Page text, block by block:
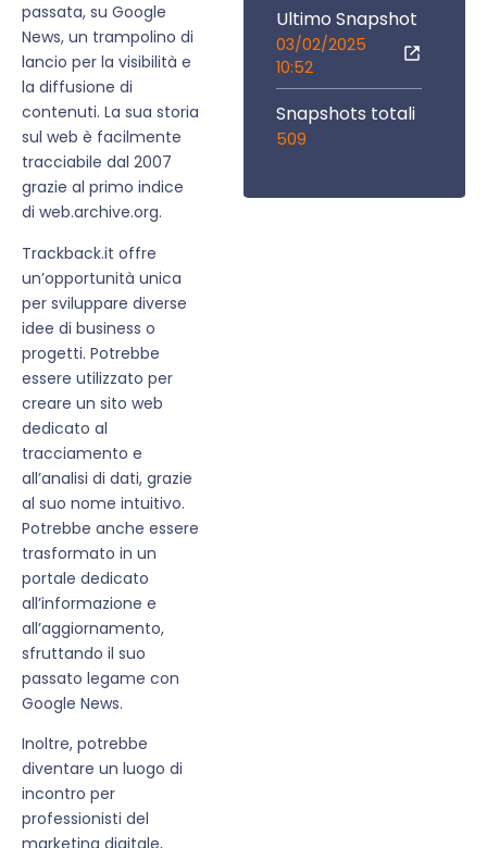
passata, su Google
News, un trampolino di
lancio per la visibilità e
la diffusione di
contenuti. La sua storia
sul web è facilmente
tracciabile dal 2007
grazie al primo indice
di web.archive.org.
Trackback.it offre
un’opportunità unica
per sviluppare diverse
idee di business o
progetti. Potrebbe
essere utilizzato per
creare un sito web
dedicato al
tracciamento e
all’analisi di dati, grazie
al suo nome intuitivo.
Potrebbe anche essere
trasformato in un
portale dedicato
all’informazione e
all’aggiornamento,
sfruttando il suo
passato legame con
Google News.
Inoltre, potrebbe
diventare un luogo di
incontro per
professionisti del
marketing digitale,
Ultimo Snapshot
03/02/2025
10:52
Snapshots totali
509